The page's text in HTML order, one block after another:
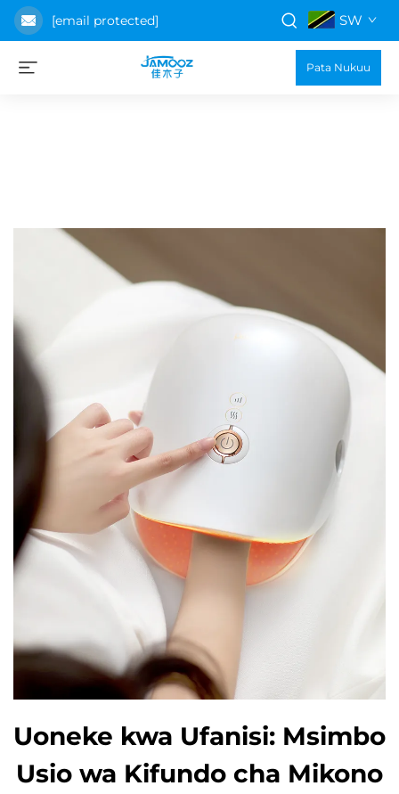
[email protected] SW
Pata Nukuu
Uoneke kwa Ufanisi: Msimbo
Usio wa Kifundo cha Mikono